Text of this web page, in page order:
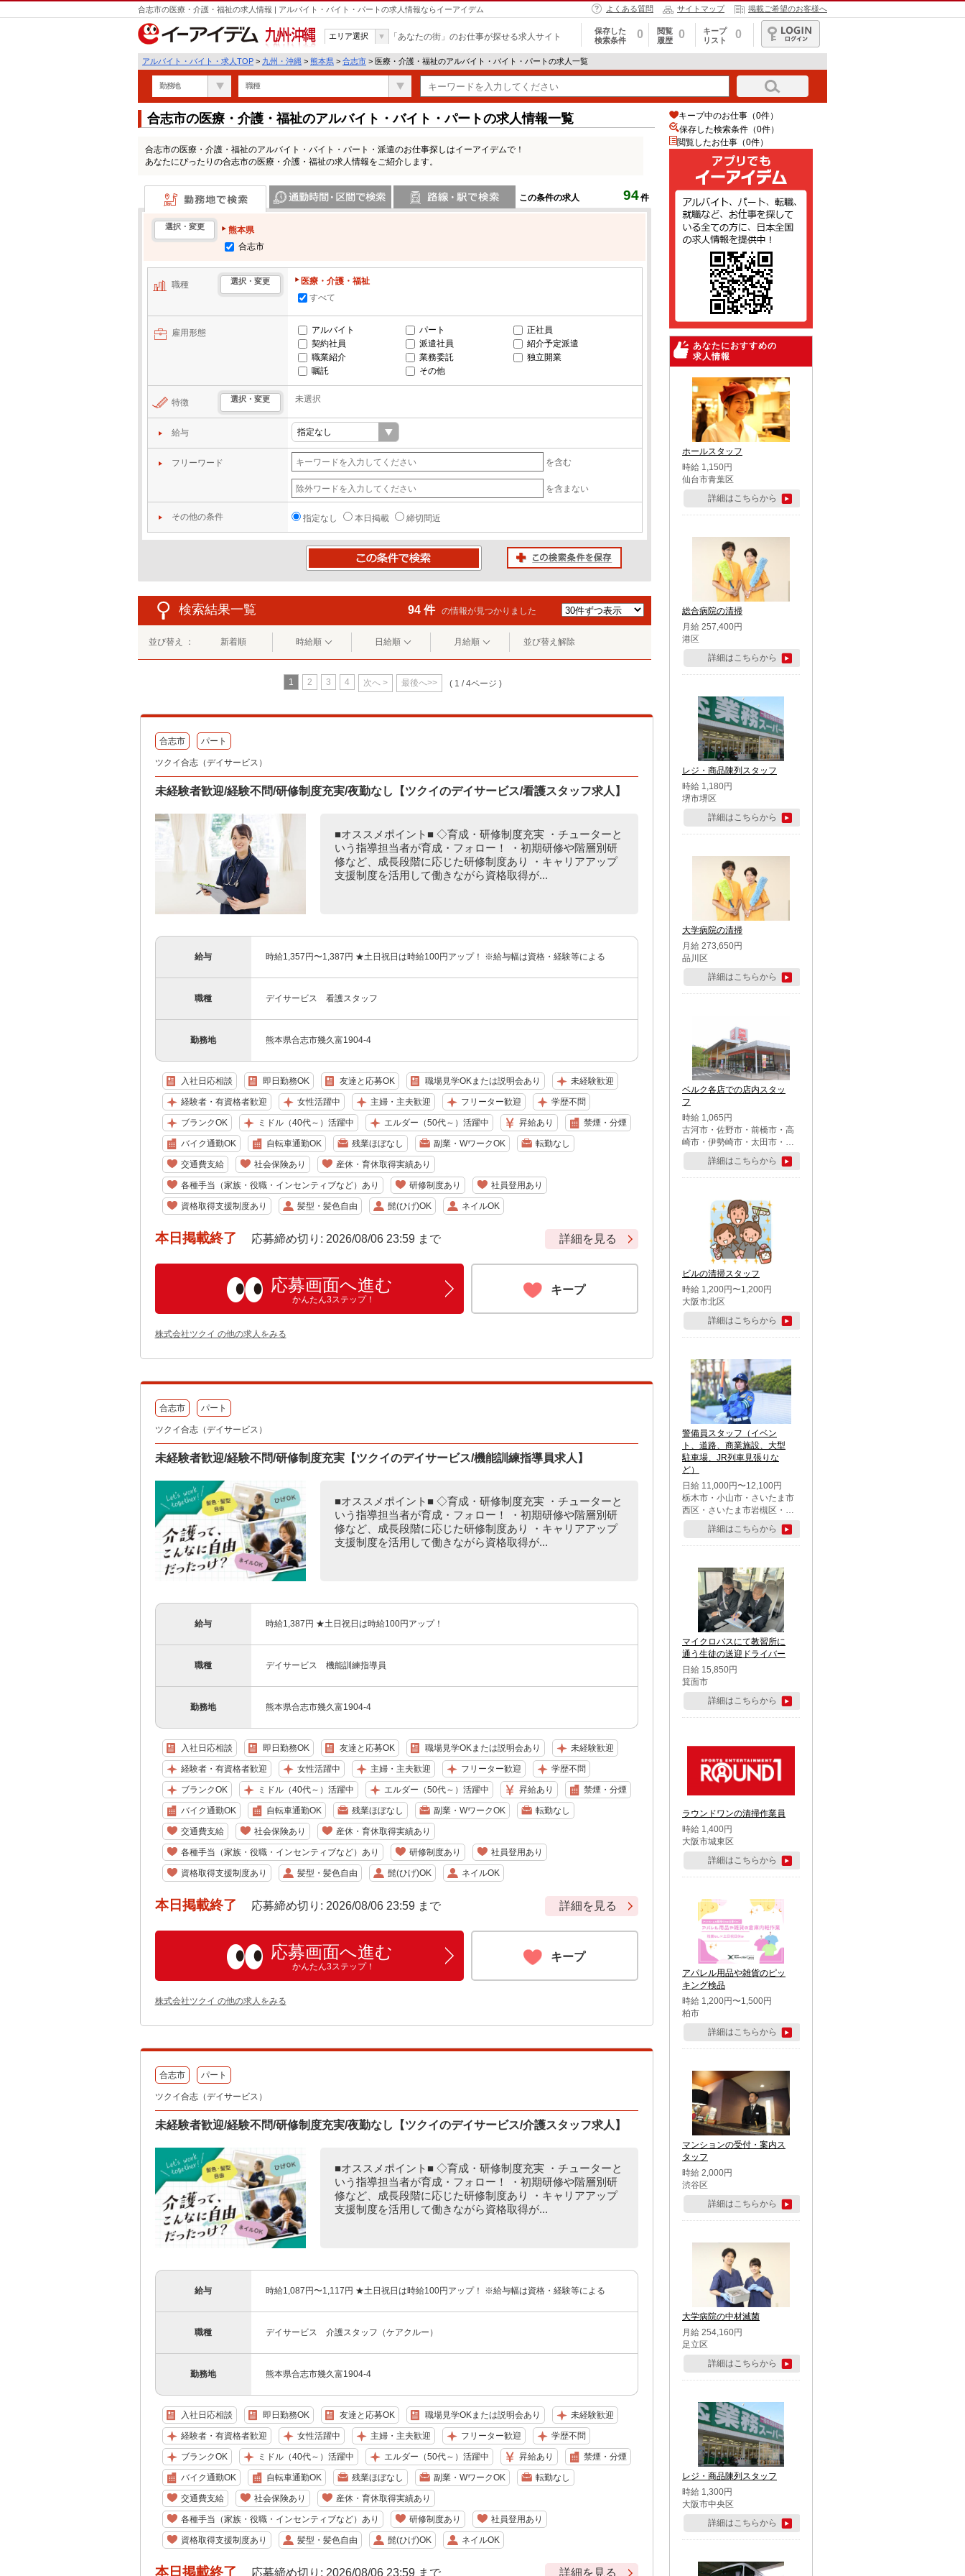
合志市の医療・介護・福祉の求人情報 | アルバイト・バイト・パートの求人情報ならイーアイデム よくある質問 サイトマップ 掲載ご希望のお客様へ
九州・沖縄
エリア選択 「あなたの街」のお仕事が探せる求人サイト
保存した
検索条件
0
閲覧
履歴
0
キープ
リスト
0
ログイン
アルバイト・バイト・求人TOP > 九州・沖縄 > 熊本県 > 合志市 > 医療・介護・福祉のアルバイト・バイト・パートの求人一覧
勤務地 職種
合志市の医療・介護・福祉のアルバイト・バイト・パートの求人情報一覧
合志市の医療・介護・福祉のアルバイト・バイト・パート・派遣のお仕事探しはイーアイデムで！
あなたにぴったりの合志市の医療・介護・福祉の求人情報をご紹介します。
この条件の求人 94件
勤務地で検索
選択・変更
熊本県
合志市
職種 選択・変更
医療・介護・福祉
すべて
雇用形態 アルバイト パート
正社員
契約社員
派遣社員
紹介予定派遣
職業紹介
業務委託
独立開業
嘱託
その他
特徴 選択・変更 未選択
給与
フリーワード を含む
を含まない
その他の条件 指定なし 本日掲載 締切間近
検索結果一覧 94 件 の情報が見つかりました
並び替え ： 新着順 時給順 日給順 月給順 並び替え解除
1 2 3 4 次へ > 最後へ>> ( 1 / 4ページ )
合志市 パート
ツクイ合志（デイサービス）
未経験者歓迎/経験不問/研修制度充実/夜勤なし【ツクイのデイサービス/看護スタッフ求人】
■オススメポイント■ ◇育成・研修制度充実 ・チューターと
いう指導担当者が育成・フォロー！ ・初期研修や階層別研
修など、成長段階に応じた研修制度あり ・キャリアアップ
支援制度を活用して働きながら資格取得が...
給与 時給1,357円〜1,387円 ★土日祝日は時給100円アップ！ ※給与幅は資格・経験等による
職種 デイサービス 看護スタッフ
勤務地 熊本県合志市幾久富1904-4
入社日応相談 即日勤務OK 友達と応募OK 職場見学OKまたは説明会あり 未経験歓迎
経験者・有資格者歓迎 女性活躍中 主婦・主夫歓迎 フリーター歓迎 学歴不問
ブランクOK ミドル（40代～）活躍中 エルダー（50代～）活躍中 昇給あり 禁煙・分煙
バイク通勤OK 自転車通勤OK 残業ほぼなし 副業・WワークOK 転勤なし
交通費支給 社会保険あり 産休・育休取得実績あり
各種手当（家族・役職・インセンティブなど）あり 研修制度あり 社員登用あり
資格取得支援制度あり 髪型・髪色自由 髭(ひげ)OK ネイルOK
本日掲載終了 応募締め切り: 2026/08/06 23:59 まで 詳細を見る
応募画面へ進む
かんたん3ステップ！
キープ
株式会社ツクイ の他の求人をみる
合志市 パート
ツクイ合志（デイサービス）
未経験者歓迎/経験不問/研修制度充実【ツクイのデイサービス/機能訓練指導員求人】
■オススメポイント■ ◇育成・研修制度充実 ・チューターと
いう指導担当者が育成・フォロー！ ・初期研修や階層別研
修など、成長段階に応じた研修制度あり ・キャリアアップ
支援制度を活用して働きながら資格取得が...
給与 時給1,387円 ★土日祝日は時給100円アップ！
職種 デイサービス 機能訓練指導員
勤務地 熊本県合志市幾久富1904-4
入社日応相談 即日勤務OK 友達と応募OK 職場見学OKまたは説明会あり 未経験歓迎
経験者・有資格者歓迎 女性活躍中 主婦・主夫歓迎 フリーター歓迎 学歴不問
ブランクOK ミドル（40代～）活躍中 エルダー（50代～）活躍中 昇給あり 禁煙・分煙
バイク通勤OK 自転車通勤OK 残業ほぼなし 副業・WワークOK 転勤なし
交通費支給 社会保険あり 産休・育休取得実績あり
各種手当（家族・役職・インセンティブなど）あり 研修制度あり 社員登用あり
資格取得支援制度あり 髪型・髪色自由 髭(ひげ)OK ネイルOK
本日掲載終了 応募締め切り: 2026/08/06 23:59 まで 詳細を見る
応募画面へ進む
かんたん3ステップ！
キープ
株式会社ツクイ の他の求人をみる
合志市 パート
ツクイ合志（デイサービス）
未経験者歓迎/経験不問/研修制度充実/夜勤なし【ツクイのデイサービス/介護スタッフ求人】
■オススメポイント■ ◇育成・研修制度充実 ・チューターと
いう指導担当者が育成・フォロー！ ・初期研修や階層別研
修など、成長段階に応じた研修制度あり ・キャリアアップ
支援制度を活用して働きながら資格取得が...
給与 時給1,087円〜1,117円 ★土日祝日は時給100円アップ！ ※給与幅は資格・経験等による
職種 デイサービス 介護スタッフ（ケアクルー）
勤務地 熊本県合志市幾久富1904-4
入社日応相談 即日勤務OK 友達と応募OK 職場見学OKまたは説明会あり 未経験歓迎
経験者・有資格者歓迎 女性活躍中 主婦・主夫歓迎 フリーター歓迎 学歴不問
ブランクOK ミドル（40代～）活躍中 エルダー（50代～）活躍中 昇給あり 禁煙・分煙
バイク通勤OK 自転車通勤OK 残業ほぼなし 副業・WワークOK 転勤なし
交通費支給 社会保険あり 産休・育休取得実績あり
各種手当（家族・役職・インセンティブなど）あり 研修制度あり 社員登用あり
資格取得支援制度あり 髪型・髪色自由 髭(ひげ)OK ネイルOK
本日掲載終了 応募締め切り: 2026/08/06 23:59 まで 詳細を見る
キープ中のお仕事（0件）
保存した検索条件（0件）
閲覧したお仕事（0件）
あなたにおすすめの
求人情報
ホールスタッフ
時給 1,150円
仙台市青葉区
詳細はこちらから
総合病院の清掃
月給 257,400円
港区
詳細はこちらから
レジ・商品陳列スタッフ
時給 1,180円
堺市堺区
詳細はこちらから
大学病院の清掃
月給 273,650円
品川区
詳細はこちらから
ベルク各店での店内スタッ
フ
時給 1,065円
古河市・佐野市・前橋市・高
崎市・伊勢崎市・太田市・館
林市・藤岡市・大泉町・さい
たま市北区・川越市・熊谷
市・行田市・秩父市・所沢
市・鶴ケ島市・千葉市中央
区・市川市・松戸市・習志野
市・柏市・流山市・八千代
市・足立区・江戸川区・八王
子市・町田市
詳細はこちらから
ビルの清掃スタッフ
時給 1,200円〜1,200円
大阪市北区
詳細はこちらから
警備員スタッフ（イベン
ト、道路、商業施設、大型
駐車場、JR列車見張りな
ど）
日給 11,000円〜12,100円
栃木市・小山市・さいたま市
西区・さいたま市岩槻区・久
喜市・蓮田市
詳細はこちらから
マイクロバスにて教習所に
通う生徒の送迎ドライバー
日給 15,850円
箕面市
詳細はこちらから
ラウンドワンの清掃作業員
時給 1,400円
大阪市城東区
詳細はこちらから
アパレル用品や雑貨のピッ
キング検品
時給 1,200円〜1,500円
柏市
詳細はこちらから
マンションの受付・案内ス
タッフ
時給 2,000円
渋谷区
詳細はこちらから
大学病院の中材滅菌
月給 254,160円
足立区
詳細はこちらから
レジ・商品陳列スタッフ
時給 1,300円
大阪市中央区
詳細はこちらから